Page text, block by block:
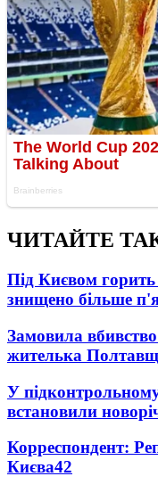
ЧИТАЙТЕ
Під Києвом
знищено більше
Замовила
жителька
У
встановили
Корреспондент:
Києва42